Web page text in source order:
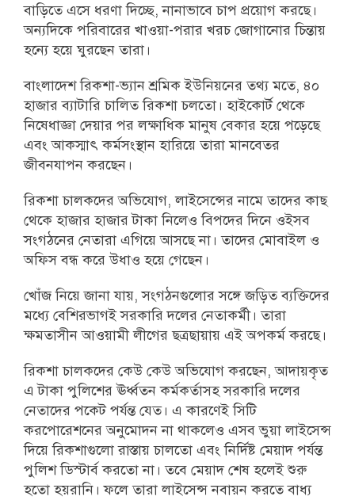
বাড়িতে এসে ধরণা দিচ্ছে, নানাভাবে চাপ প্রয়োগ করছে।
অন্যদিকে পরিবারের খাওয়া-পরার খরচ জোগানোর চিন্তায়
হন্যে হয়ে ঘুরছেন তারা।
বাংলাদেশ রিকশা-ভ্যান শ্রমিক ইউনিয়নের তথ্য মতে, ৪০
হাজার ব্যাটারি চালিত রিকশা চলতো। হাইকোর্ট থেকে
নিষেধাজ্ঞা দেয়ার পর লক্ষাধিক মানুষ বেকার হয়ে পড়েছে
এবং আকস্মাৎ কর্মসংস্থান হারিয়ে তারা মানবেতর
জীবনযাপন করছেন।
রিকশা চালকদের অভিযোগ, লাইসেন্সের নামে তাদের কাছ
থেকে হাজার হাজার টাকা নিলেও বিপদের দিনে ওইসব
সংগঠনের নেতারা এগিয়ে আসছে না। তাদের মোবাইল ও
অফিস বন্ধ করে উধাও হয়ে গেছেন।
খোঁজ নিয়ে জানা যায়, সংগঠনগুলোর সঙ্গে জড়িত ব্যক্তিদের
মধ্যে বেশিরভাগই সরকারি দলের নেতাকর্মী। তারা
ক্ষমতাসীন আওয়ামী লীগের ছত্রছায়ায় এই অপকর্ম করছে।
রিকশা চালকদের কেউ কেউ অভিযোগ করছেন, আদায়কৃত
এ টাকা পুলিশের ঊর্ধ্বতন কর্মকর্তাসহ সরকারি দলের
নেতাদের পকেট পর্যন্ত যেত। এ কারণেই সিটি
করপোরেশনের অনুমোদন না থাকলেও এসব ভুয়া লাইসেন্স
দিয়ে রিকশাগুলো রাস্তায় চালতো এবং নির্দিষ্ট মেয়াদ পর্যন্ত
পুলিশ ডিস্টার্ব করতো না। তবে মেয়াদ শেষ হলেই শুরু
হতো হয়রানি। ফলে তারা লাইসেন্স নবায়ন করতে বাধ্য